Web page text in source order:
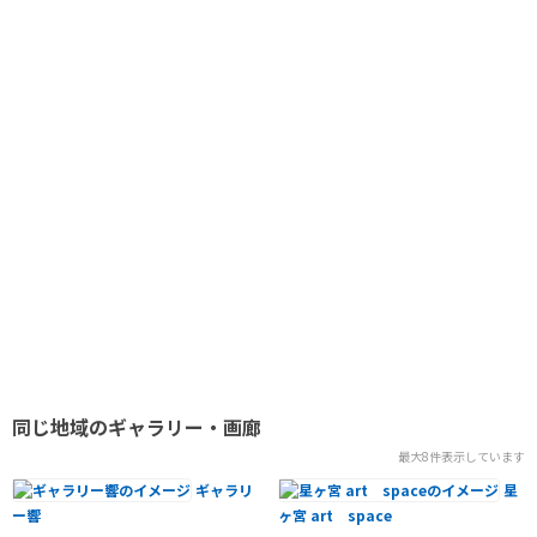
同じ地域のギャラリー・画廊
最大8件表示しています
ギャラリ
ー響
星
ヶ宮 art space